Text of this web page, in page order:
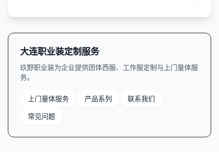
大连职业装定制服务
玖野职业装为企业提供团体西服、工作服定制与上门量体服
务。
上门量体服务 产品系列 联系我们
常见问题